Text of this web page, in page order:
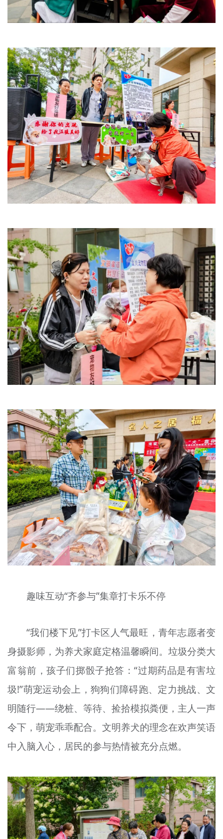
趣味互动“齐参与”集章打卡乐不停
“我们楼下见”打卡区人气最旺，青年志愿者变
身摄影师，为养犬家庭定格温馨瞬间。垃圾分类大
富翁前，孩子们掷骰子抢答：“过期药品是有害垃
圾!”萌宠运动会上，狗狗们障碍跑、定力挑战、文
明随行——绕桩、等待、捡拾模拟粪便，主人一声
令下，萌宠乖乖配合。文明养犬的理念在欢声笑语
中入脑入心，居民的参与热情被充分点燃。